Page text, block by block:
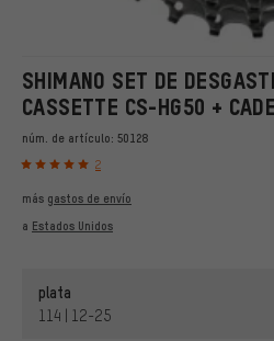
SHIMANO SET DE
CASSETTE CS-HG50 +
núm. de artículo: 50128
2
más gastos de envío
a Estados Unidos
plata
114 | 12-25